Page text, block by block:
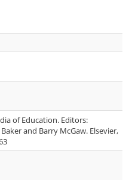
of Education. Editors:
and Barry McGaw. Elsevier,